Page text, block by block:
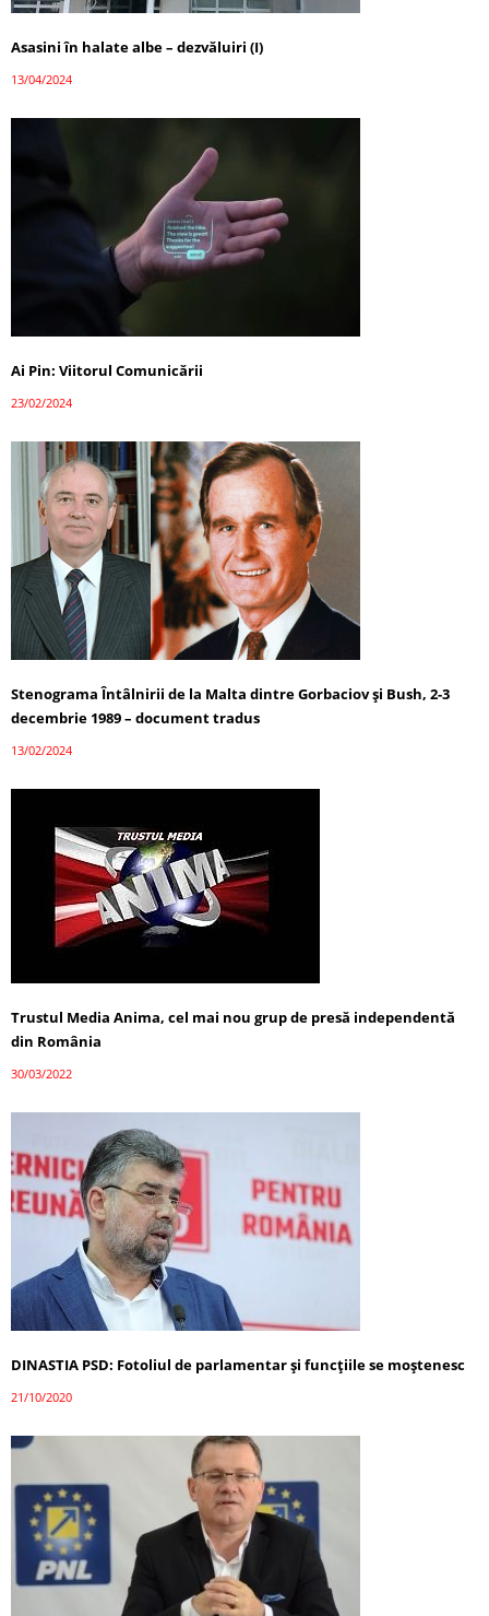
Asasini în halate albe – dezvăluiri (I)
13/04/2024
Ai Pin: Viitorul Comunicării
23/02/2024
Stenograma Întâlnirii de la Malta dintre Gorbaciov și Bush, 2-3
decembrie 1989 – document tradus
13/02/2024
Trustul Media Anima, cel mai nou grup de presă independentă
din România
30/03/2022
DINASTIA PSD: Fotoliul de parlamentar și funcțiile se moștenesc
21/10/2020